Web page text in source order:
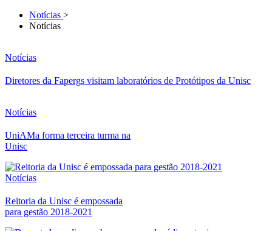
Notícias >
Notícias
Notícias
Diretores da Fapergs visitam laboratórios de Protótipos da Unisc
Notícias
UniAMa forma terceira turma na
Unisc
Notícias
Reitoria da Unisc é empossada
para gestão 2018-2021